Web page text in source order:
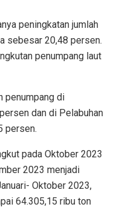
peningkatan jumlah
sebesar 20,48 persen.
penumpang laut
penumpang di
dan di Pelabuhan
persen.
pada Oktober 2023
2023 menjadi
Oktober 2023,
64.305,15 ribu ton